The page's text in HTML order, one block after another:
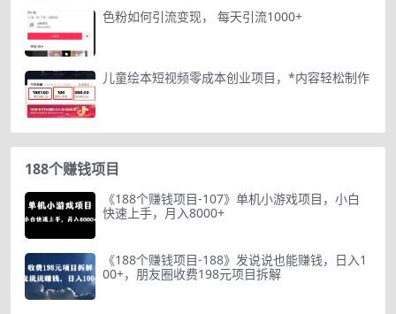
色粉如何引流变现， 每天引流1000+
儿童绘本短视频零成本创业项目，*内容轻松制作
188个赚钱项目
《188个赚钱项目-107》单机小游戏项目，小白
快速上手，月入8000+
《188个赚钱项目-188》发说说也能赚钱，日入1
00+，朋友圈收费198元项目拆解